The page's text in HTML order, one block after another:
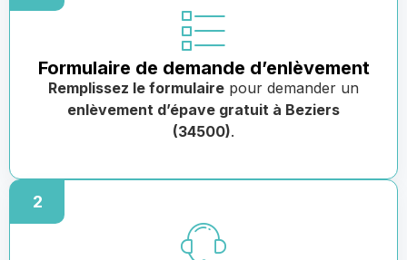
Formulaire de demande d’enlèvement
Remplissez le formulaire pour demander un
enlèvement d’épave gratuit à Beziers
(34500).
2